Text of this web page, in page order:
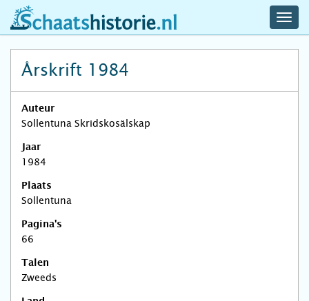
schaatshistorie.nl
Årskrift 1984
Auteur
Sollentuna Skridskosälskap
Jaar
1984
Plaats
Sollentuna
Pagina's
66
Talen
Zweeds